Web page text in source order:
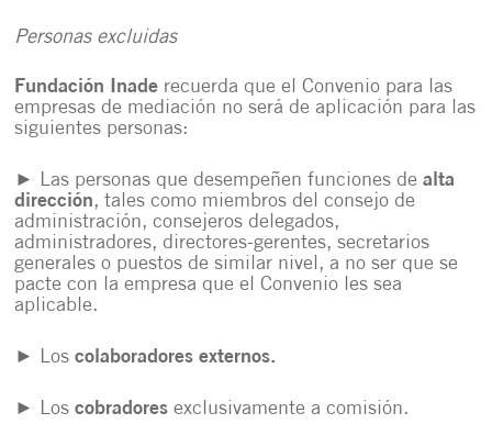
Personas excluidas
Fundación Inade recuerda que el Convenio para las
empresas de mediación no será de aplicación para las
siguientes personas:
► Las personas que desempeñen funciones dealta
dirección, tales como miembros del consejo de
administración, consejeros delegados,
administradores, directores-gerentes, secretarios
generales o puestos de similar nivel, a no ser que se
pacte con la empresa que el Convenio les sea
aplicable.
► Loscolaboradores externos.
► Loscobradores exclusivamente a comisión.